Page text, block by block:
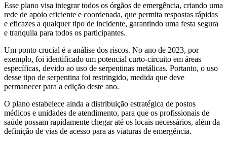
Esse plano visa integrar todos os órgãos de emergência, criando uma
rede de apoio eficiente e coordenada, que permita respostas rápidas
e eficazes a qualquer tipo de incidente, garantindo uma festa segura
e tranquila para todos os participantes.
Um ponto crucial é a análise dos riscos. No ano de 2023, por
exemplo, foi identificado um potencial curto-circuito em áreas
específicas, devido ao uso de serpentinas metálicas. Portanto, o uso
desse tipo de serpentina foi restringido, medida que deve
permanecer para a edição deste ano.
O plano estabelece ainda a distribuição estratégica de postos
médicos e unidades de atendimento, para que os profissionais de
saúde possam rapidamente chegar até os locais necessários, além da
definição de vias de acesso para as viaturas de emergência.